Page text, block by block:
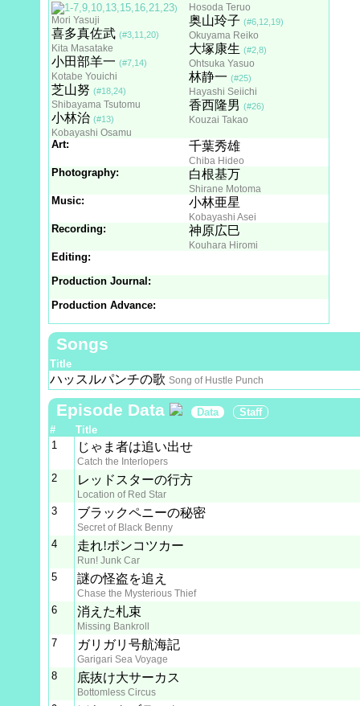
)
Mori Yasuji
喜多真佐武 (#3,11,20)
Kita Masatake
小田部羊一 (#7,14)
Kotabe Youichi
芝山努 (#18,24)
Shibayama Tsutomu
小林治 (#13)
Kobayashi Osamu
Hosoda Teruo
奥山玲子 (#6,12,19)
Okuyama Reiko
大塚康生 (#2,8)
Ohtsuka Yasuo
林静一 (#25)
Hayashi Seiichi
香西隆男 (#26)
Kouzai Takao
Art: 千葉秀雄
Chiba Hideo
Photography: 白根基万
Shirane Motoma
Music: 小林亜星
Kobayashi Asei
Recording: 神原広巳
Kouhara Hiromi
Editing:
Production Journal:
Production Advance:
Songs
Title
ハッスルパンチの歌 Song of Hustle Punch
Episode Data Data
Staff
#
Title
1
じゃま者は追い出せ
Catch the Interlopers
2 レッドスターの行方
Location of Red Star
3 ブラックペニーの秘密
Secret of Black Benny
4 走れ!ポンコツカー
Run! Junk Car
5 謎の怪盗を追え
Chase the Mysterious Thief
6 消えた札束
Missing Bankroll
7 ガリガリ号航海記
Garigari Sea Voyage
8 底抜け大サーカス
Bottomless Circus